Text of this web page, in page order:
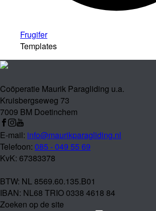
Frugifer
Templates
Coöperatie Maurik Paragliding u.a.
Kruisbergseweg 73
7009 BM Doetinchem
E-mail: info@maurikparagliding.nl
Telefoon: 085 - 049 55 69
KvK: 67383378
BTW: NL 8569.60.135.B01
IBAN: NL68 TRIO 0338 4618 84
Zoeken op de site